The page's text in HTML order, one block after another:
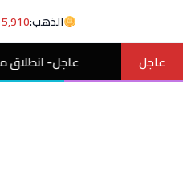
الذهب:5,910 ج.م
عاجل
انطلاق مسابقة الملك